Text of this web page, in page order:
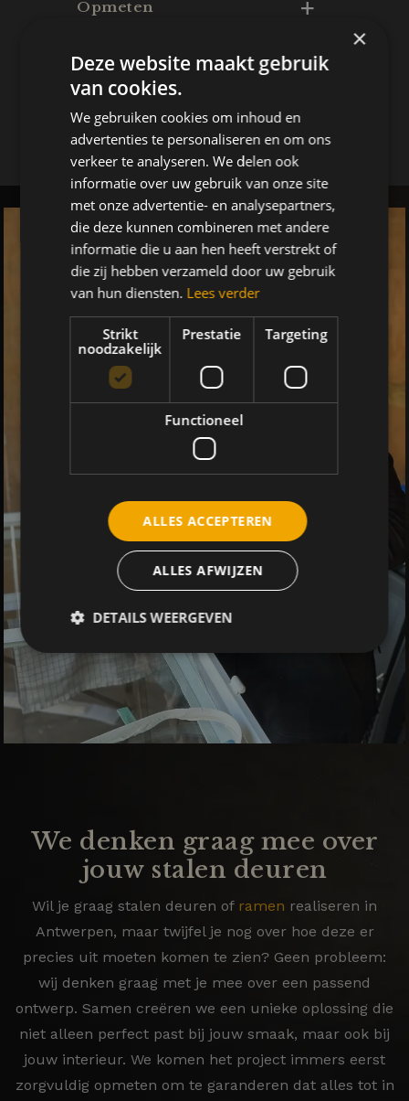
Opmeten
Na goedkeuring van de offerte komt
Florian langs om jouw project tot in
de details op te meten.
Realisatie
Na het eerste contact en de
opmeting heeft Florian alles om
mee aan de slag te gaan. Hij maakt
jouw project op maat in zijn atelier.
Plaatsen
Als jouw project afgewerkt is, word
je gecontacteerd om een datum
voor de plaatsing af te spreken.
We denken graag mee over
jouw stalen deuren
Wil je graag stalen deuren of ramen realiseren in
Antwerpen, maar twijfel je nog over hoe deze er
precies uit moeten komen te zien? Geen probleem:
wij denken graag met je mee over een passend
ontwerp. Samen creëren we een unieke oplossing die
niet alleen perfect past bij jouw smaak, maar ook bij
jouw interieur. We komen het project immers eerst
zorgvuldig opmeten om te garanderen dat alles tot in
×
Deze website maakt gebruik
van cookies.
We gebruiken cookies om inhoud en
advertenties te personaliseren en om ons
verkeer te analyseren. We delen ook
informatie over uw gebruik van onze site
met onze advertentie- en analysepartners,
die deze kunnen combineren met andere
informatie die u aan hen heeft verstrekt of
die zij hebben verzameld door uw gebruik
van hun diensten. Lees verder
Strikt
noodzakelijk
Prestatie Targeting
Functioneel
ALLES ACCEPTEREN
ALLES AFWIJZEN
DETAILS WEERGEVEN